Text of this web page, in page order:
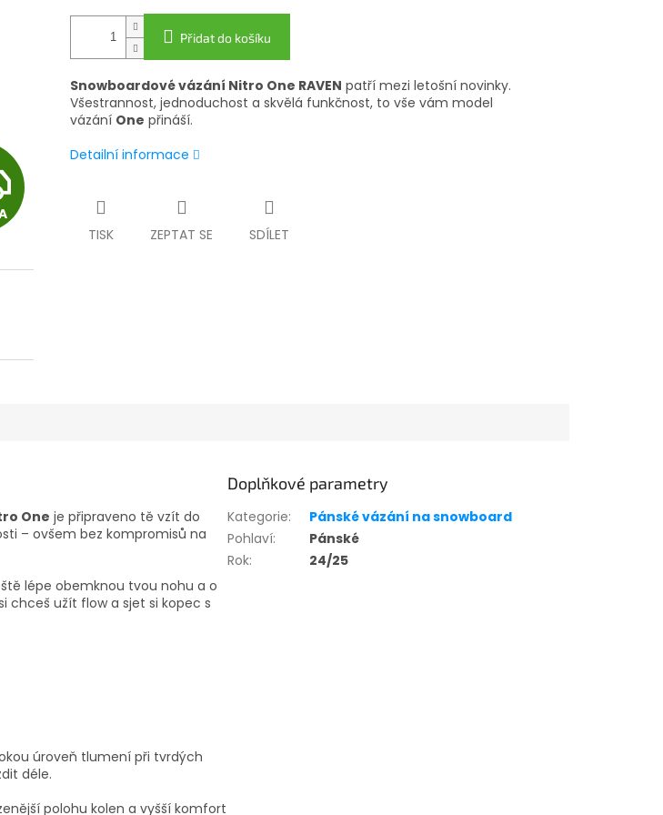
Z
D
R
A
Přidat do košíku
Snowboardové vázání Nitro One RAVEN patří mezi letošní novinky.
Všestrannost, jednoduchost a skvělá funkčnost, to vše vám model
vázání One přináší.
Detailní informace
TISK ZEPTAT SE SDÍLET
One je připraveno tě vzít do
– ovšem bez kompromisů na
lépe obemknou tvou nohu a o
chceš užít flow a sjet si kopec s
úroveň tlumení při tvrdých
déle.
polohu kolen a vyšší komfort
Doplňkové parametry
Kategorie:
Pánské vázání na snowboard
Pohlaví:
Pánské
Rok: 24/25